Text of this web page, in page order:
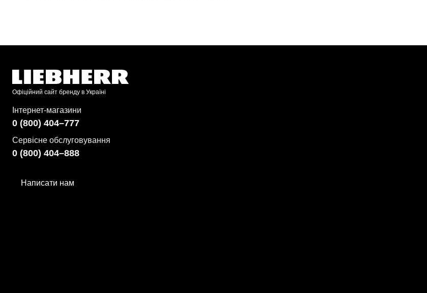
Офіційний сайт бренду в Україні
Інтернет-магазини
0 (800) 404–777
Сервісне обслуговування
0 (800) 404–888
Написати нам